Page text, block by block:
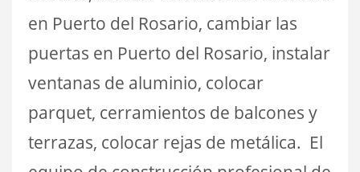
en Puerto del Rosario, cambiar las
puertas en Puerto del Rosario, instalar
ventanas de aluminio, colocar
parquet, cerramientos de balcones y
terrazas, colocar rejas de metálica. El